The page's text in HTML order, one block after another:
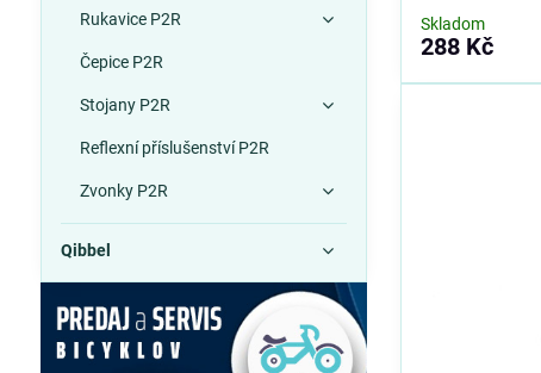
Skladom
288 Kč
Rukavice P2R
Čepice P2R
Stojany P2R
Reflexní příslušenství P2R
Zvonky P2R
Qibbel